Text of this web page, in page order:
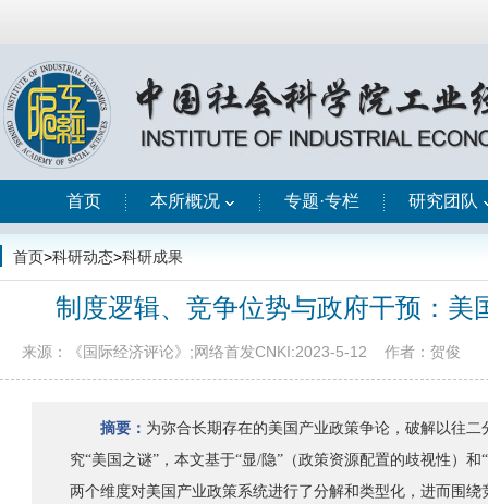
首页 本所概况 专题·专栏 研究团队
首页>科研动态>科研成果
制度逻辑、竞争位势与政府干预：美
来源：《国际经济评论》;网络首发CNKI:2023-5-12 作者：贺俊
摘要： 为弥合长期存在的美国产业政策争论，破解以往
究“美国之谜”，本文基于“显/隐”（政策资源配置的歧视性）
两个维度对美国产业政策系统进行了分解和类型化，进而围